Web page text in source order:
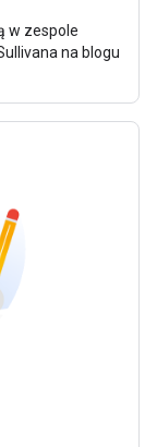
w zespole
na blogu